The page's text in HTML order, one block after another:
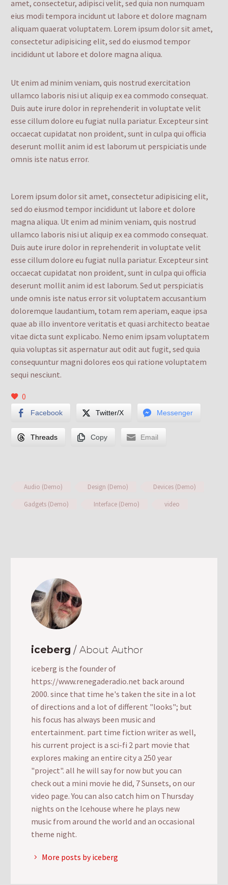
amet, consectetur, adipisci velit, sed quia non numquam
eius modi tempora incidunt ut labore et dolore magnam
aliquam quaerat voluptatem. Lorem ipsum dolor sit amet,
consectetur adipisicing elit, sed do eiusmod tempor
incididunt ut labore et dolore magna aliqua.
Ut enim ad minim veniam, quis nostrud exercitation
ullamco laboris nisi ut aliquip ex ea commodo consequat.
Duis aute irure dolor in reprehenderit in voluptate velit
esse cillum dolore eu fugiat nulla pariatur. Excepteur sint
occaecat cupidatat non proident, sunt in culpa qui officia
deserunt mollit anim id est laborum ut perspiciatis unde
omnis iste natus error.
Lorem ipsum dolor sit amet, consectetur adipisicing elit,
sed do eiusmod tempor incididunt ut labore et dolore
magna aliqua. Ut enim ad minim veniam, quis nostrud
ullamco laboris nisi ut aliquip ex ea commodo consequat.
Duis aute irure dolor in reprehenderit in voluptate velit
esse cillum dolore eu fugiat nulla pariatur. Excepteur sint
occaecat cupidatat non proident, sunt in culpa qui officia
deserunt mollit anim id est laborum. Sed ut perspiciatis
unde omnis iste natus error sit voluptatem accusantium
doloremque laudantium, totam rem aperiam, eaque ipsa
quae ab illo inventore veritatis et quasi architecto beatae
vitae dicta sunt explicabo. Nemo enim ipsam voluptatem
quia voluptas sit aspernatur aut odit aut fugit, sed quia
consequuntur magni dolores eos qui ratione voluptatem
sequi nesciunt.
0
Facebook Twitter/X Messenger
Threads Copy Email
Audio (Demo) Design (Demo)
Devices (Demo)
Gadgets (Demo)
Interface (Demo) video
iceberg / About Author
iceberg is the founder of
https://www.renegaderadio.net back around
2000. since that time he's taken the site in a lot
of directions and a lot of different "looks"; but
his focus has always been music and
entertainment. part time fiction writer as well,
his current project is a sci-fi 2 part movie that
explores making an entire city a 250 year
"project". all he will say for now but you can
check out a mini movie he did, 7 Sunsets, on our
video page. You can also catch him on Thursday
nights on the Icehouse where he plays new
music from around the world and an occasional
theme night.
More posts by iceberg